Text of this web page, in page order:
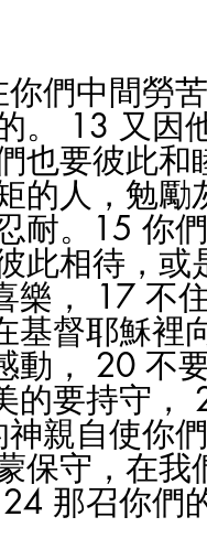
們中間勞
。 13 又因
也要彼此和
的人，勉勵
耐。15 你
此相待，或
樂， 17 不
基督耶穌裡
， 20 不
的要持守，
親自使你
保守，在我
那召你們